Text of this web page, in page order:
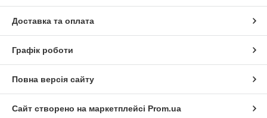
Доставка та оплата
Графік роботи
Повна версія сайту
Сайт створено на маркетплейсі Prom.ua